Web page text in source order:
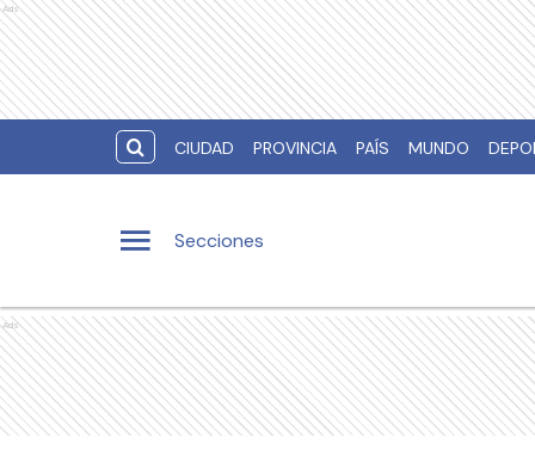
Ads
CIUDAD PROVINCIA PAÍS MUNDO
Secciones
Ads